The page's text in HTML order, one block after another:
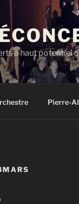
à haut potentiel
Pierre-